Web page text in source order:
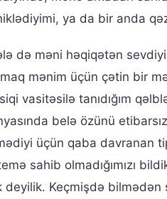
ya da bir anda
də məni həqiqətən
mənim üçün çətin bir
vasitəsilə tanıdığım
belə özünü
üçün qaba davranan
sahib olmadığımızı
deyilik. Keçmişdə